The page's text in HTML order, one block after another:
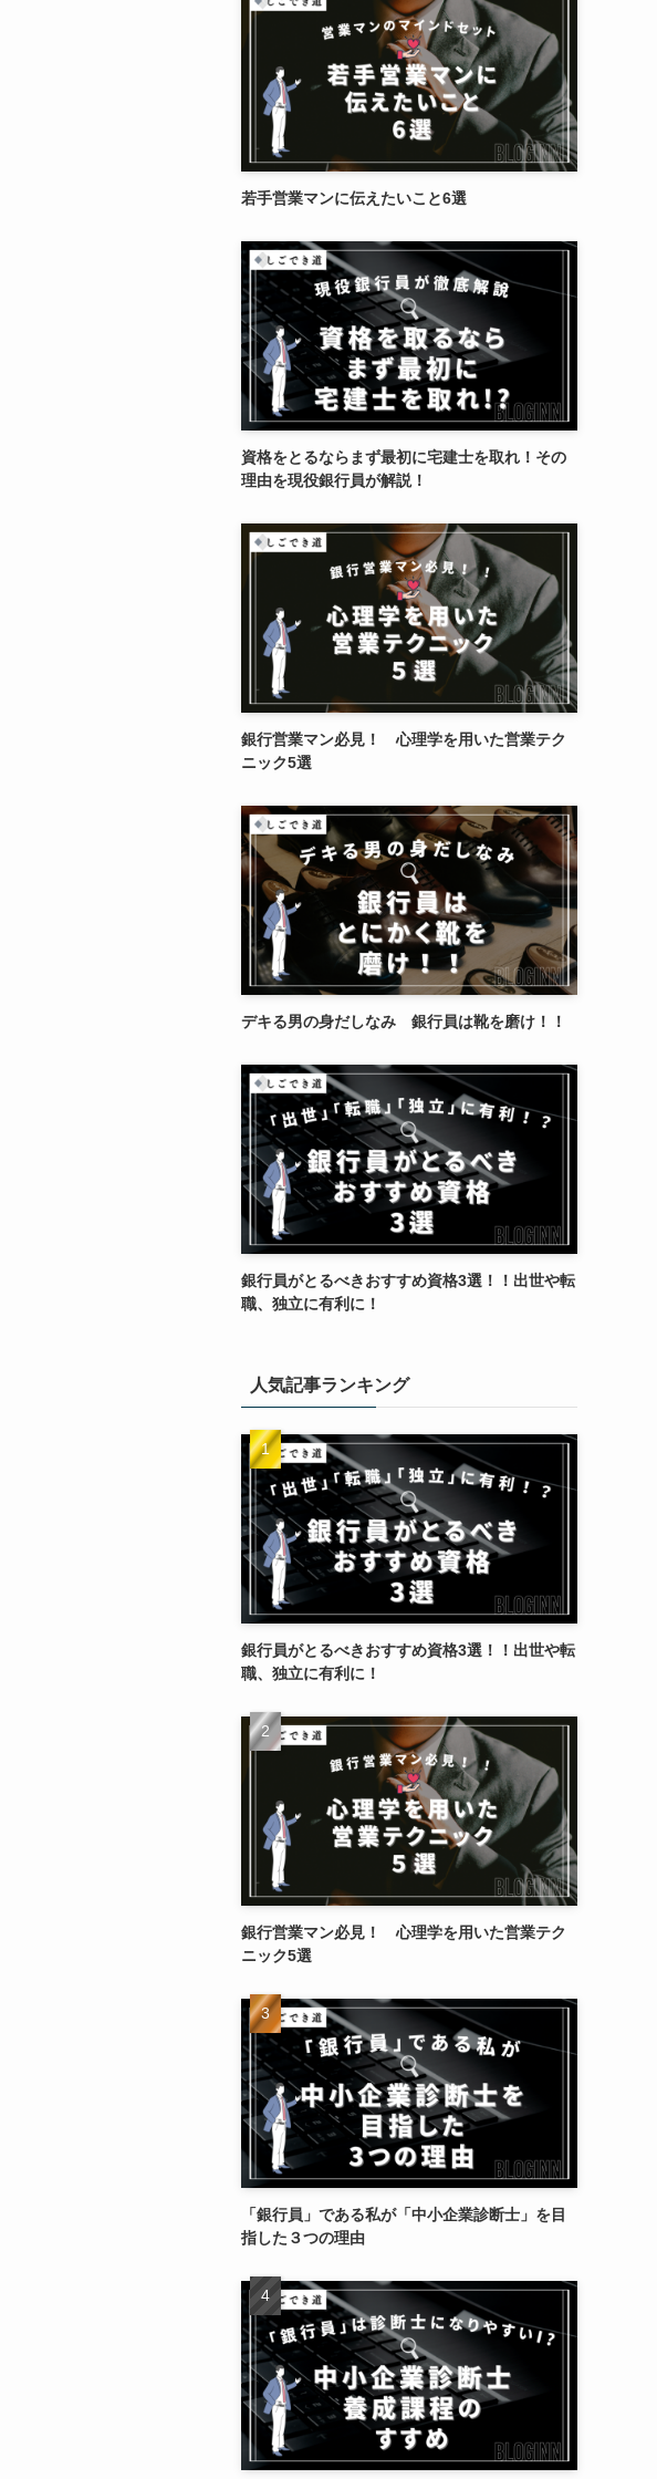
若手営業マンに伝えたいこと6選
資格をとるならまず最初に宅建士を取れ！その
理由を現役銀行員が解説！
銀行営業マン必見！ 心理学を用いた営業テク
ニック5選
デキる男の身だしなみ 銀行員は靴を磨け！！
銀行員がとるべきおすすめ資格3選！！出世や転
職、独立に有利に！
人気記事ランキング
銀行員がとるべきおすすめ資格3選！！出世や転
職、独立に有利に！
銀行営業マン必見！ 心理学を用いた営業テク
ニック5選
「銀行員」である私が「中小企業診断士」を目
指した３つの理由